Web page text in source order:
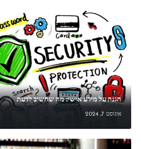
הגנה על מידע אישי: מה שחשוב לדעת
אוגוסט 7, 2024